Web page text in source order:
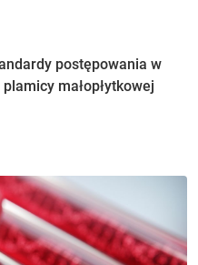
postępowania w
małopłytkowej